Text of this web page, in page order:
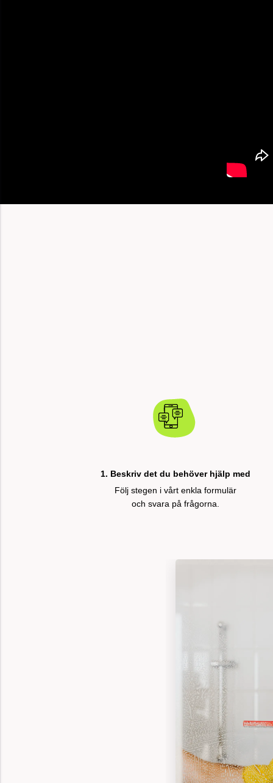
1. Beskriv det du behöver hjälp med
Följ stegen i vårt enkla formulär
och svara på frågorna.